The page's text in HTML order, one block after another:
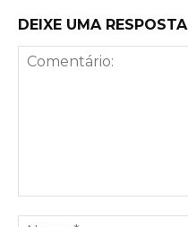
DEIXE UMA RESPOSTA